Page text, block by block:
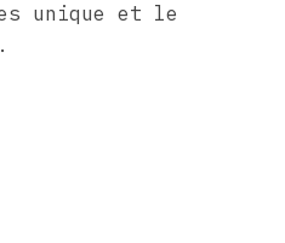
unique et le